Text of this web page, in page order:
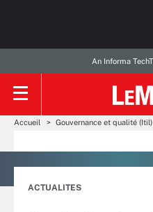
An Informa
Accueil Gouvernance et qualité (Itil)
ACTUALITES